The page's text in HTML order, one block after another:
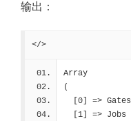
输出：
</>
Array
(
  [0] => Gates
  [1] => Jobs